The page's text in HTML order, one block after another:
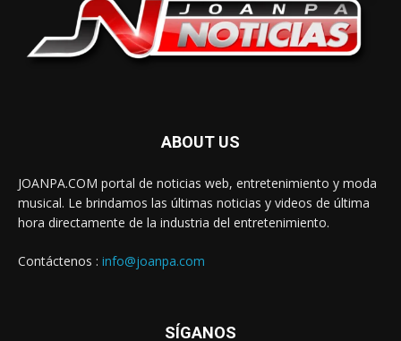
ABOUT US
JOANPA.COM portal de noticias web, entretenimiento y moda
musical. Le brindamos las últimas noticias y videos de última
hora directamente de la industria del entretenimiento.
Contáctenos : info@joanpa.com
SÍGANOS